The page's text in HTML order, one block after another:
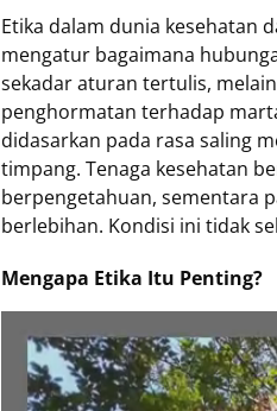
Etika dalam dunia kesehatan
mengatur bagaimana
sekadar aturan tertulis,
penghormatan terhadap
didasarkan pada rasa saling
timpang. Tenaga kesehatan
berpengetahuan, sementara
berlebihan. Kondisi ini tidak
Mengapa Etika Itu Penting?